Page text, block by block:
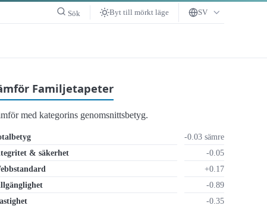
Sök Byt till mörkt läge SV
Familjetapeter
med kategorins genomsnittsbetyg.
-0.03 sämre
& säkerhet
-0.05
+0.17
-0.89
-0.35